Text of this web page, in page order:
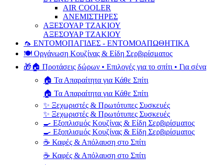
AIR COOLER
ΑΝΕΜΙΣΤΗΡΕΣ
ΑΞΕΣΟΥΑΡ ΤΖΑΚΙΟΥ
ΑΞΕΣΟΥΑΡ ΤΖΑΚΙΟΥ
🦟 ΕΝΤΟΜΟΠΑΓΙΔΕΣ - ΕΝΤΟΜΟΑΠΩΘΗΤΙΚΑ
🍽️ Οργάνωση Κουζίνας & Είδη Σερβιρίσματος
🎁🏠 Προτάσεις δώρων • Επιλογές για το σπίτι • Για σένα
🏠 Τα Απαραίτητα για Κάθε Σπίτι
🏠 Τα Απαραίτητα για Κάθε Σπίτι
✨ Ξεχωριστές & Πρωτότυπες Συσκευές
✨ Ξεχωριστές & Πρωτότυπες Συσκευές
🍳 Εξοπλισμός Κουζίνας & Είδη Σερβιρίσματος
🍳 Εξοπλισμός Κουζίνας & Είδη Σερβιρίσματος
☕ Καφές & Απόλαυση στο Σπίτι
☕ Καφές & Απόλαυση στο Σπίτι